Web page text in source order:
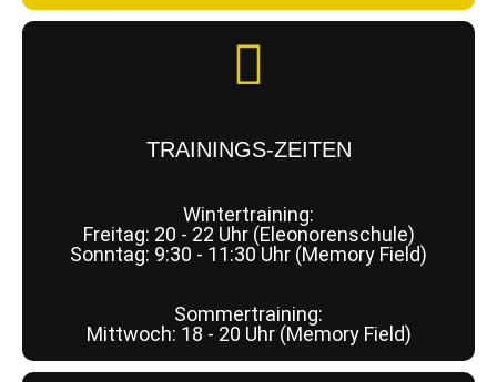
TRAININGS-ZEITEN
Wintertraining:
Freitag: 20 - 22 Uhr (Eleonorenschule)
Sonntag: 9:30 - 11:30 Uhr (Memory Field)
Sommertraining:
Mittwoch: 18 - 20 Uhr (Memory Field)